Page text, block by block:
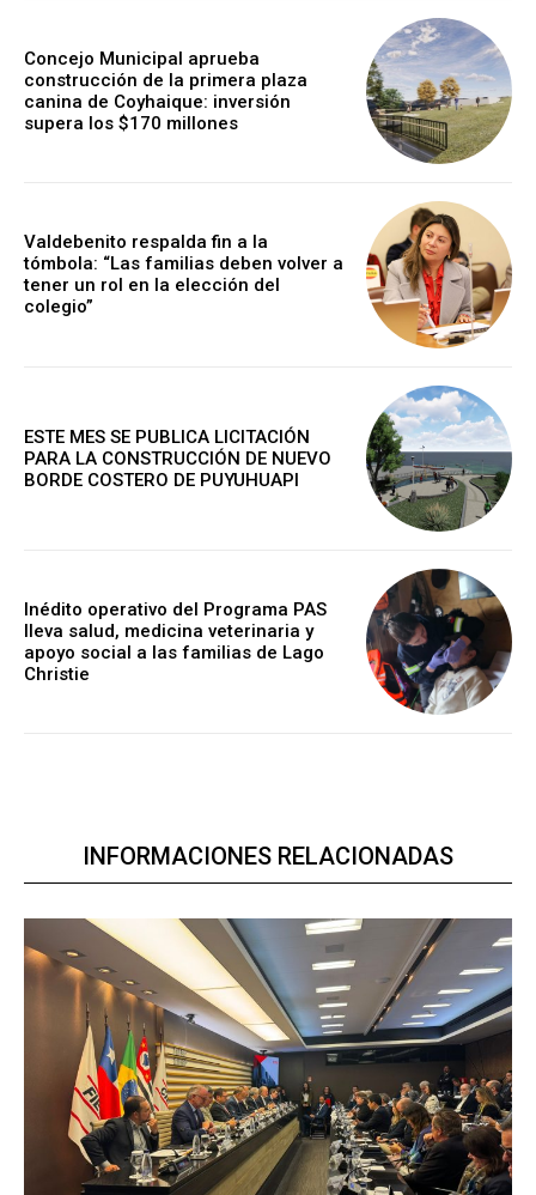
Concejo Municipal aprueba
construcción de la primera plaza
canina de Coyhaique: inversión
supera los $170 millones
Valdebenito respalda fin a la
tómbola: “Las familias deben volver a
tener un rol en la elección del
colegio”
ESTE MES SE PUBLICA LICITACIÓN
PARA LA CONSTRUCCIÓN DE NUEVO
BORDE COSTERO DE PUYUHUAPI
Inédito operativo del Programa PAS
lleva salud, medicina veterinaria y
apoyo social a las familias de Lago
Christie
INFORMACIONES RELACIONADAS